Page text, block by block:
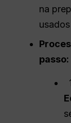
na
passo: